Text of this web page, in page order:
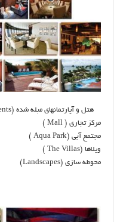
هتل و آپارتمانهای مبله شده (The hotel and furnished apartments)
مرکز تجاری ( Mall )
مجتمع آبی (Aqua Park )
ویلاها (The Villas )
محوطه سازی (Landscapes)